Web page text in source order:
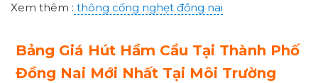
Xem thêm : thông cống nghẹt đồng nai
Bảng Giá Hút Hầm Cầu Tại Thành Phố
Đồng Nai Mới Nhất Tại Môi Trường